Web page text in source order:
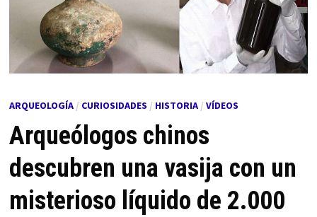
ARQUEOLOGÍA/ CURIOSIDADES / HISTORIA/ VÍDEOS
Arqueólogos chinos
descubren una vasija con un
misterioso líquido de 2.000